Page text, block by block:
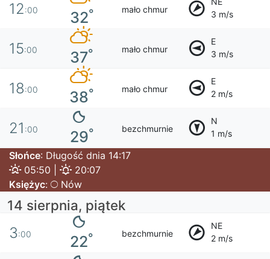
12:00 32° mało chmur
3 m/s
15:00 37° mało chmur
E
3 m/s
18:00 38° mało chmur
E
2 m/s
21 :00 29° bezchmurnie
N
1 m/s
Słońce: Długość dnia 14:17
05:50 |
20:07
Księżyc: Nów
14 sierpnia, piątek
3:00 22° bezchmurnie
NE
2 m/s